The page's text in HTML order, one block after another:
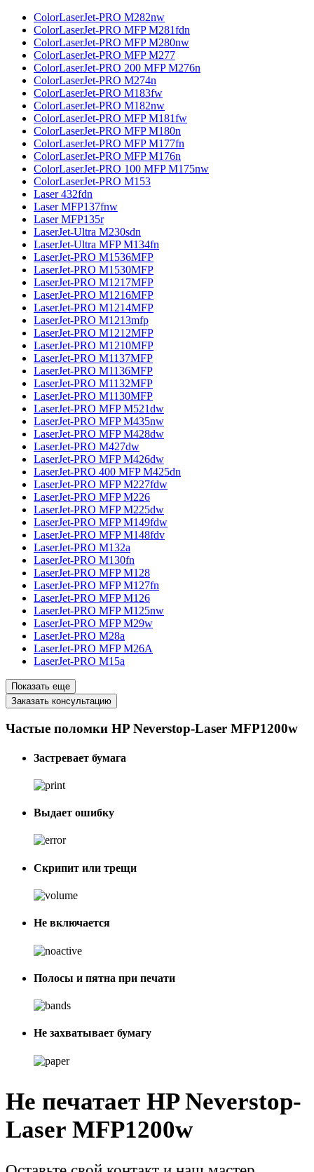
ColorLaserJet-PRO M282nw
ColorLaserJet-PRO MFP M281fdn
ColorLaserJet-PRO MFP M280nw
ColorLaserJet-PRO MFP M277
ColorLaserJet-PRO 200 MFP M276n
ColorLaserJet-PRO M274n
ColorLaserJet-PRO M183fw
ColorLaserJet-PRO M182nw
ColorLaserJet-PRO MFP M181fw
ColorLaserJet-PRO MFP M180n
ColorLaserJet-PRO MFP M177fn
ColorLaserJet-PRO MFP M176n
ColorLaserJet-PRO 100 MFP M175nw
ColorLaserJet-PRO M153
Laser 432fdn
Laser MFP137fnw
Laser MFP135r
LaserJet-Ultra M230sdn
LaserJet-Ultra MFP M134fn
LaserJet-PRO M1536MFP
LaserJet-PRO M1530MFP
LaserJet-PRO M1217MFP
LaserJet-PRO M1216MFP
LaserJet-PRO M1214MFP
LaserJet-PRO M1213mfp
LaserJet-PRO M1212MFP
LaserJet-PRO M1210MFP
LaserJet-PRO M1137MFP
LaserJet-PRO M1136MFP
LaserJet-PRO M1132MFP
LaserJet-PRO M1130MFP
LaserJet-PRO MFP M521dw
LaserJet-PRO MFP M435nw
LaserJet-PRO MFP M428dw
LaserJet-PRO M427dw
LaserJet-PRO MFP M426dw
LaserJet-PRO 400 MFP M425dn
LaserJet-PRO MFP M227fdw
LaserJet-PRO MFP M226
LaserJet-PRO MFP M225dw
LaserJet-PRO MFP M149fdw
LaserJet-PRO MFP M148fdv
LaserJet-PRO M132a
LaserJet-PRO M130fn
LaserJet-PRO MFP M128
LaserJet-PRO MFP M127fn
LaserJet-PRO MFP M126
LaserJet-PRO MFP M125nw
LaserJet-PRO MFP M29w
LaserJet-PRO M28a
LaserJet-PRO MFP M26A
LaserJet-PRO M15a
Показать еще
Заказать консультацию
Частые поломки HP Neverstop-Laser MFP1200w
Застревает бумага
Выдает ошибку
Скрипит или трещи
Не включается
Полосы и пятна при печати
Не захватывает бумагу
Не печатает HP Neverstop-
Laser MFP1200w